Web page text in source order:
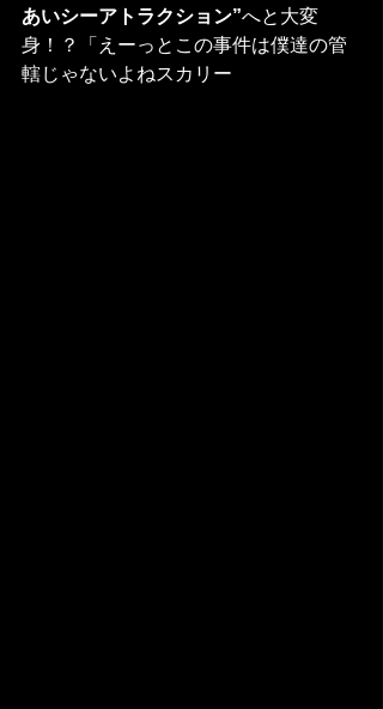
あいシーアトラクション”へと大変
身！？「えーっとこの事件は僕達の管
轄じゃないよねスカリー